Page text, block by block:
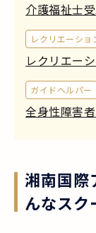
介護福祉士
レクリエーショ
レクリエー
ガイドヘルパー
全身性障害
湘南国際
んなスク